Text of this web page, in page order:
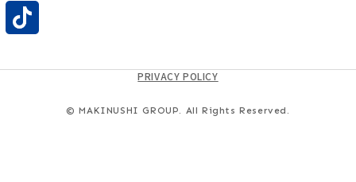
© MAKINUSHI GROUP. All Rights Reserved.
PRIVACY POLICY